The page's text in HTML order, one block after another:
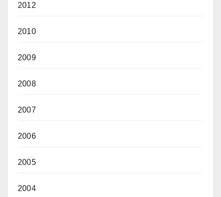
2012
2010
2009
2008
2007
2006
2005
2004